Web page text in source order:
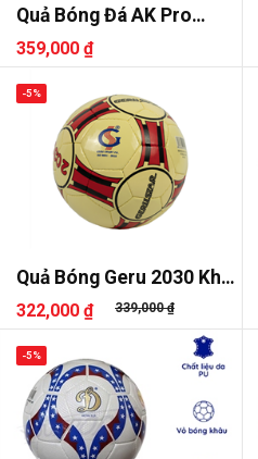
Quả Bóng Đá AK Pro
Futsal AF365
359,000 ₫
Quả Bóng Geru 2030 Khâu
Tay
322,000 ₫ 339,000 ₫
-5%
-5%